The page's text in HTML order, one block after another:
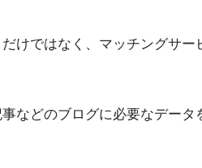
けではなく、マッチングサー
などのブログに必要なデータ